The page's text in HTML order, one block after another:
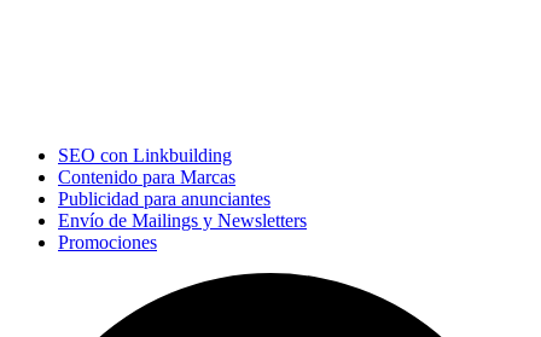
SEO con Linkbuilding
Contenido para Marcas
Publicidad para anunciantes
Envío de Mailings y Newsletters
Promociones